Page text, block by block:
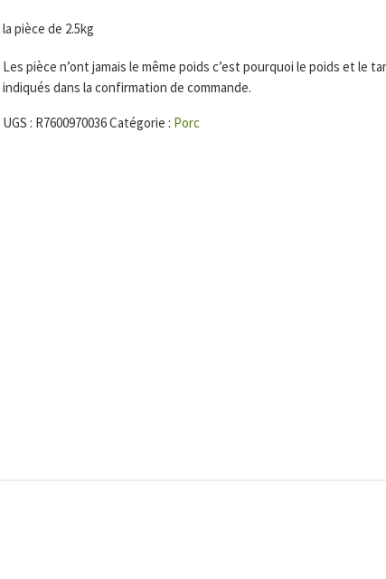
la pièce de 2.5kg
Les pièce n’ont jamais le même poids c’est pourquoi le poids et le
indiqués dans la confirmation de commande.
UGS : R7600970036Catégorie : Porc